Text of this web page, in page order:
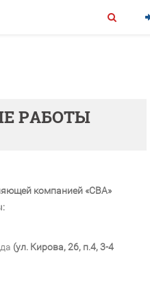
РАБОТЫ
компанией «СВА»
(ул. Кирова, 26, п.4, 3-4